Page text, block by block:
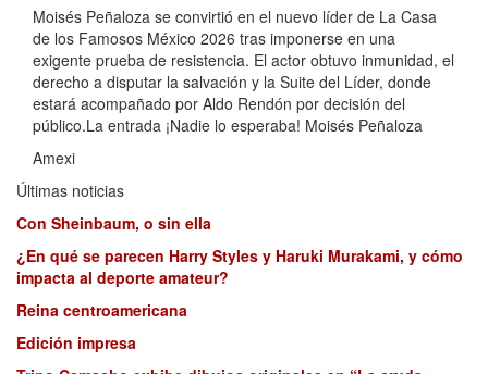
Moisés Peñaloza se convirtió en el nuevo líder de La Casa
de los Famosos México 2026 tras imponerse en una
exigente prueba de resistencia. El actor obtuvo inmunidad, el
derecho a disputar la salvación y la Suite del Líder, donde
estará acompañado por Aldo Rendón por decisión del
público.La entrada ¡Nadie lo esperaba! Moisés Peñaloza
Amexi
Últimas noticias
Con Sheinbaum, o sin ella
¿En qué se parecen Harry Styles y Haruki Murakami, y cómo
impacta al deporte amateur?
Reina centroamericana
Edición impresa